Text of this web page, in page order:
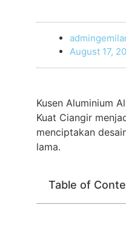
August 17,
Kusen Aluminium
Kuat Ciangir
menciptakan
lama.
Table of